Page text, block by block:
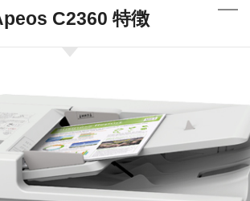
C2360 特徴